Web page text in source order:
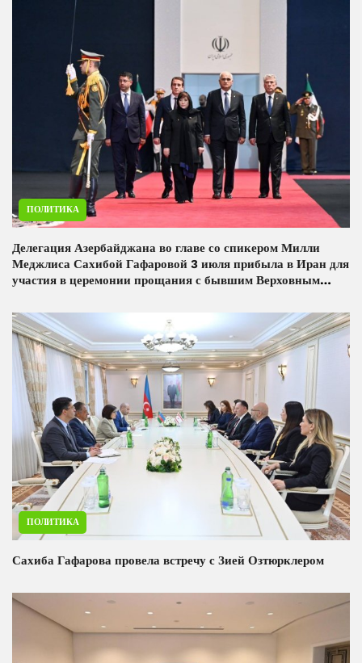
ПОЛИТИКА
Делегация Азербайджана во главе со спикером Милли
Меджлиса Сахибой Гафаровой 3 июля прибыла в Иран для
участия в церемонии прощания с бывшим Верховным
Хаменеи.
ПОЛИТИКА
Сахиба Гафарова провела встречу с Зией Озтюрклером